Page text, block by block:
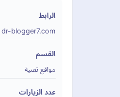
الرابط
dr-blogger7.com
القسم
مواقع تقنية
عدد الزيارات